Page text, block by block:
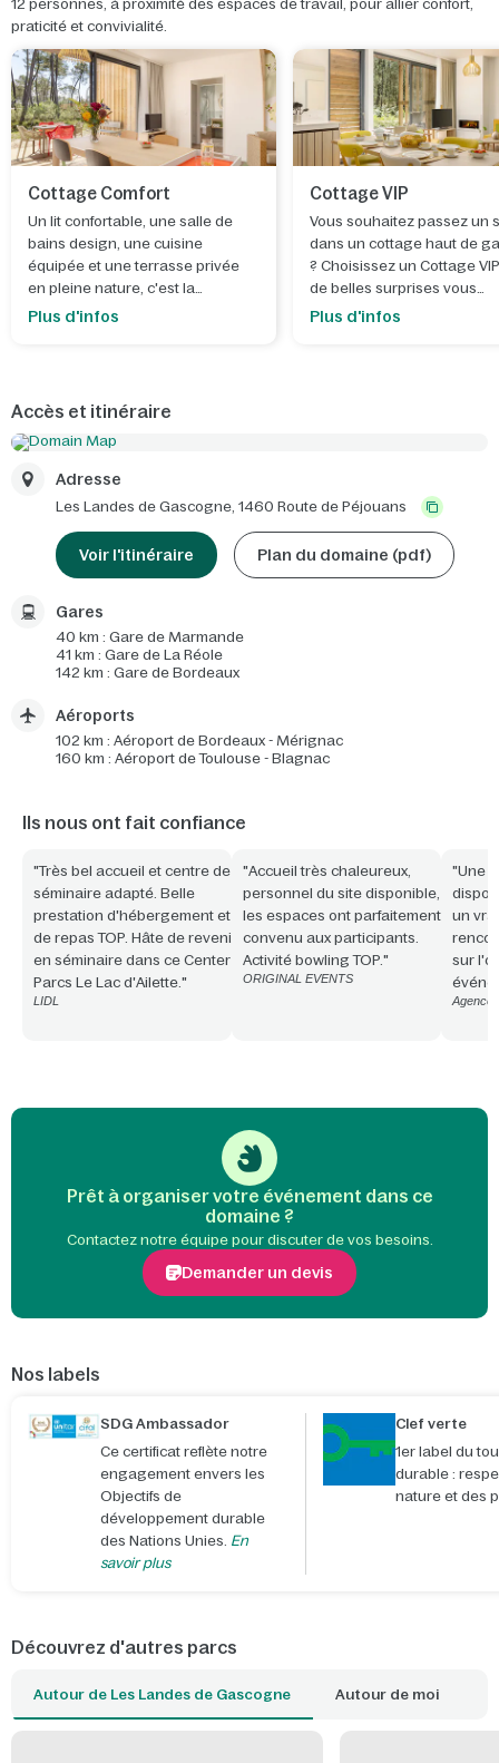
12 personnes, à proximité des espaces de travail, pour allier confort,
praticité et convivialité.
Cottage Comfort
Un lit confortable, une salle de
bains design, une cuisine
équipée et une terrasse privée
en pleine nature, c'est la
meilleure façon de se réveiller.
Plus d'infos
Cottage VIP
Vous souhaitez passez un
dans un cottage haut de
? Choisissez un Cottage
de belles surprises vous
attendent.
Plus d'infos
Accès et itinéraire
Adresse
Les Landes de Gascogne, 1460 Route de Péjouans
Voir l'itinéraire Plan du domaine (pdf)
Gares
40 km : Gare de Marmande
41 km : Gare de La Réole
142 km : Gare de Bordeaux
Aéroports
102 km : Aéroport de Bordeaux - Mérignac
160 km : Aéroport de Toulouse - Blagnac
Ils nous ont fait confiance
"Très bel accueil et centre de
séminaire adapté. Belle
prestation d'hébergement et
de repas TOP. Hâte de revenir
en séminaire dans ce Center
Parcs Le Lac d'Ailette."
LIDL
"Accueil très chaleureux,
personnel du site disponible,
les espaces ont parfaitement
convenu aux participants.
Activité bowling TOP."
ORIGINAL EVENTS
"Une
un
sur
Agence
Prêt à organiser votre événement dans ce
domaine ?
Contactez notre équipe pour discuter de vos besoins.
Demander un devis
Nos labels
SDG Ambassador
Ce certificat reflète notre
engagement envers les
Objectifs de
développement durable
des Nations Unies. En
savoir plus
Clef verte
1er label du
durable :
nature et des
Découvrez d'autres parcs
Autour de Les Landes de Gascogne Autour de moi